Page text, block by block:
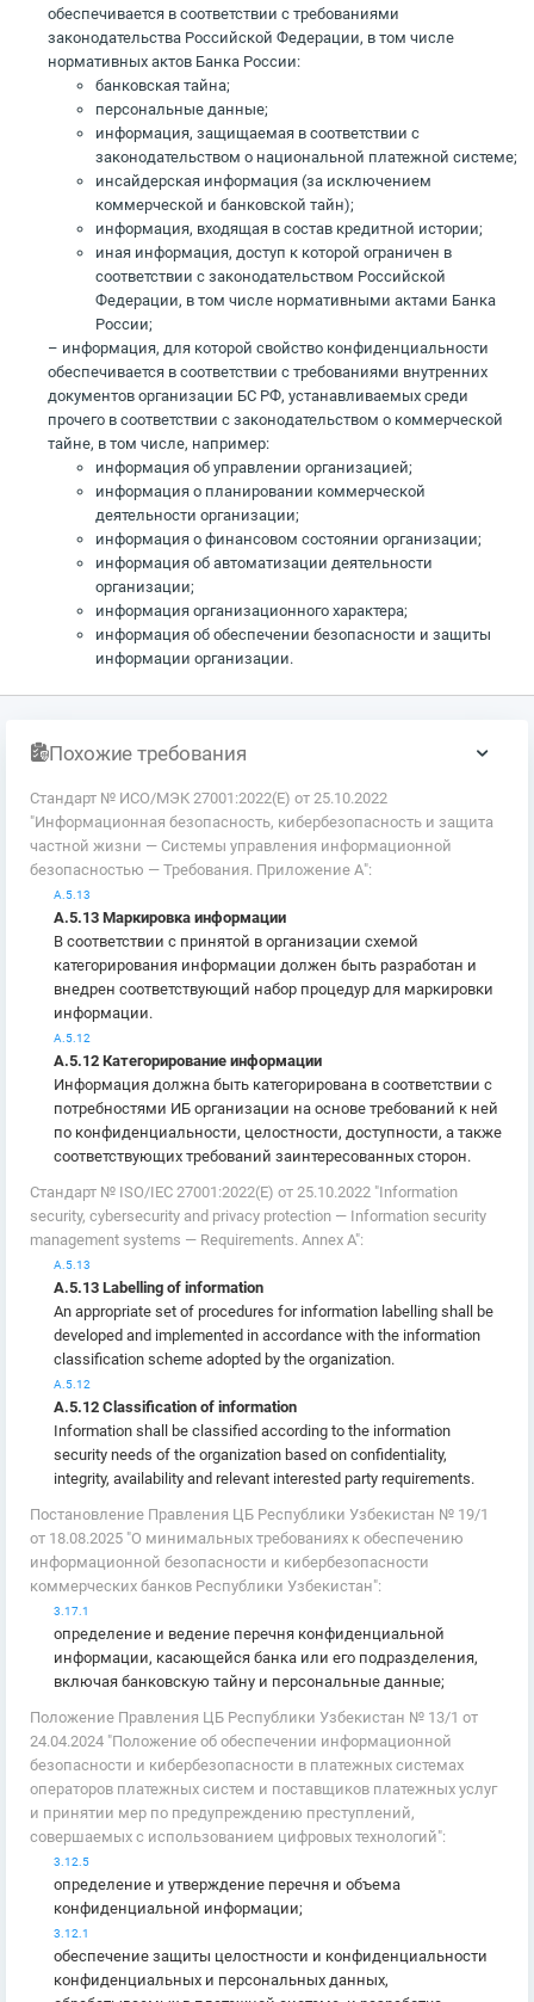
обеспечивается в соответствии с требованиями
законодательства Российской Федерации, в том числе
нормативных актов Банка России:
банковская тайна;
персональные данные;
информация, защищаемая в соответствии с
законодательством о национальной платежной системе;
инсайдерская информация (за исключением
коммерческой и банковской тайн);
информация, входящая в состав кредитной истории;
иная информация, доступ к которой ограничен в
соответствии с законодательством Российской
Федерации, в том числе нормативными актами Банка
России;
– информация, для которой свойство конфиденциальности
обеспечивается в соответствии с требованиями внутренних
документов организации БС РФ, устанавливаемых среди
прочего в соответствии с законодательством о коммерческой
тайне, в том числе, например:
информация об управлении организацией;
информация о планировании коммерческой
деятельности организации;
информация о финансовом состоянии организации;
информация об автоматизации деятельности
организации;
информация организационного характера;
информация об обеспечении безопасности и защиты
информации организации.
Похожие требования
Стандарт № ИСО/МЭК 27001:2022(E) от 25.10.2022
"Информационная безопасность, кибербезопасность и защита
частной жизни — Системы управления информационной
безопасностью — Требования. Приложение А":
А.5.13
А.5.13 Маркировка информации
В соответствии с принятой в организации схемой
категорирования информации должен быть разработан и
внедрен соответствующий набор процедур для маркировки
информации.
А.5.12
А.5.12 Категорирование информации
Информация должна быть категорирована в соответствии с
потребностями ИБ организации на основе требований к ней
по конфиденциальности, целостности, доступности, а также
соответствующих требований заинтересованных сторон.
Стандарт № ISO/IEC 27001:2022(E) от 25.10.2022 "Information
security, cybersecurity and privacy protection — Information security
management systems — Requirements. Annex A":
А.5.13
А.5.13 Labelling of information
An appropriate set of procedures for information labelling shall be
developed and implemented in accordance with the information
classification scheme adopted by the organization.
А.5.12
А.5.12 Classification of information
Information shall be classified according to the information
security needs of the organization based on confidentiality,
integrity, availability and relevant interested party requirements.
Постановление Правления ЦБ Республики Узбекистан № 19/1
от 18.08.2025 "О минимальных требованиях к обеспечению
информационной безопасности и кибербезопасности
коммерческих банков Республики Узбекистан":
3.17.1
определение и ведение перечня конфиденциальной
информации, касающейся банка или его подразделения,
включая банковскую тайну и персональные данные;
Положение Правления ЦБ Республики Узбекистан № 13/1 от
24.04.2024 "Положение об обеспечении информационной
безопасности и кибербезопасности в платежных системах
операторов платежных систем и поставщиков платежных услуг
и принятии мер по предупреждению преступлений,
совершаемых с использованием цифровых технологий":
3.12.5
определение и утверждение перечня и объема
конфиденциальной информации;
3.12.1
обеспечение защиты целостности и конфиденциальности
конфиденциальных и персональных данных,